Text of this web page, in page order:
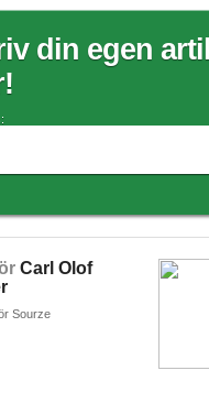
din egen
Carl Olof
Sourze